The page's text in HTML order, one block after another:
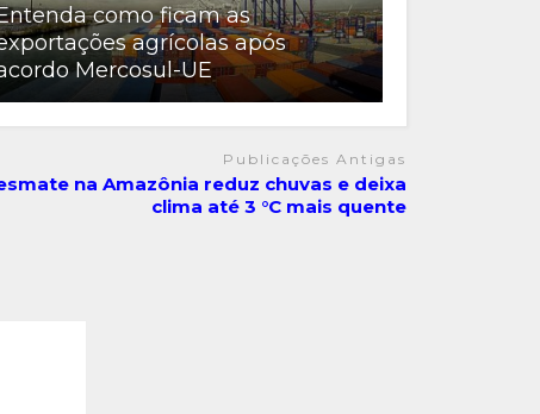
como ficam as
agrícolas após
Mercosul-UE
Publicações Antigas
na Amazônia reduz chuvas e deixa
clima até 3 °C mais quente